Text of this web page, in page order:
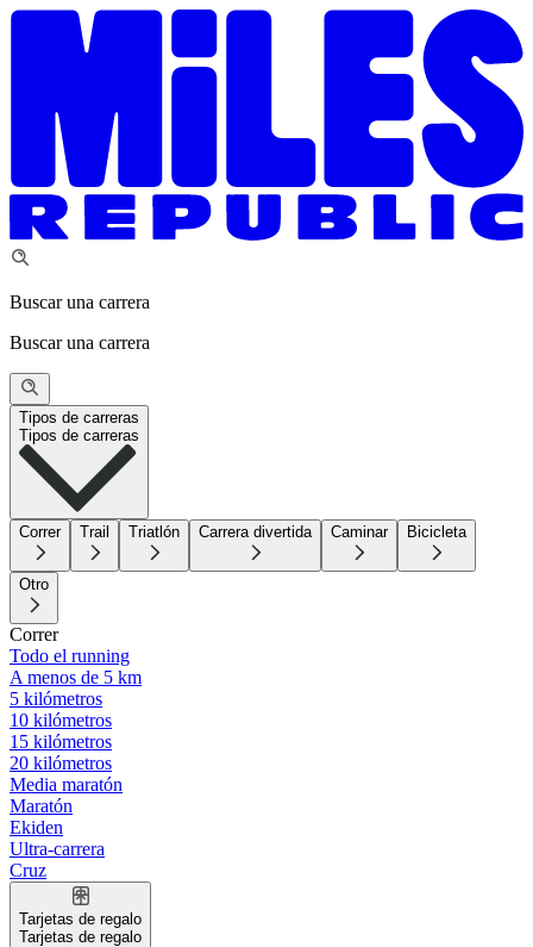
Buscar una carrera
Buscar una carrera
Tipos de carreras
Tipos de carreras
Correr Trail Triatlón Carrera divertida Caminar Bicicleta
Otro
Correr
Todo el running
A menos de 5 km
5 kilómetros
10 kilómetros
15 kilómetros
20 kilómetros
Media maratón
Maratón
Ekiden
Ultra-carrera
Cruz
Tarjetas de regalo
Tarjetas de regalo